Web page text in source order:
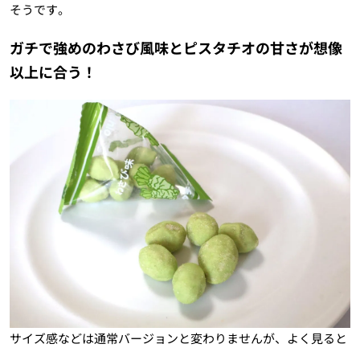
そうです。
ガチで強めのわさび風味とピスタチオの甘さが想像
以上に合う！
サイズ感などは通常バージョンと変わりませんが、よく見ると